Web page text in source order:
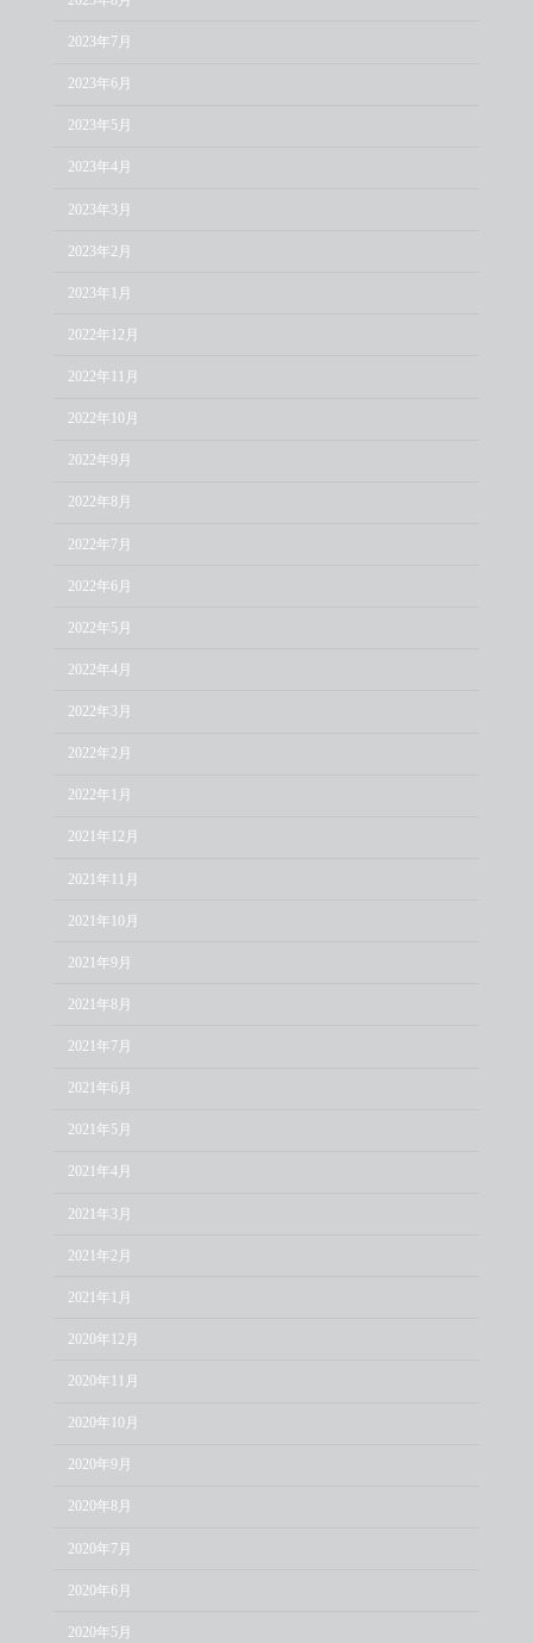
2023年7月
2023年6月
2023年5月
2023年4月
2023年3月
2023年2月
2023年1月
2022年12月
2022年11月
2022年10月
2022年9月
2022年8月
2022年7月
2022年6月
2022年5月
2022年4月
2022年3月
2022年2月
2022年1月
2021年12月
2021年11月
2021年10月
2021年9月
2021年8月
2021年7月
2021年6月
2021年5月
2021年4月
2021年3月
2021年2月
2021年1月
2020年12月
2020年11月
2020年10月
2020年9月
2020年8月
2020年7月
2020年6月
2020年5月